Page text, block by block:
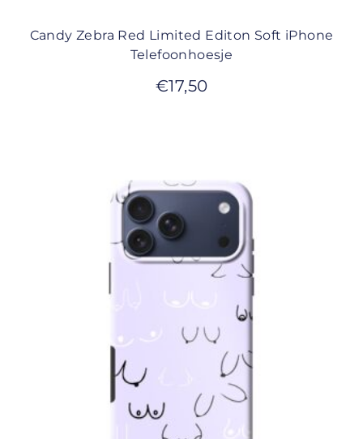
Candy Zebra Red Limited Editon Soft iPhone
Telefoonhoesje
€17,50